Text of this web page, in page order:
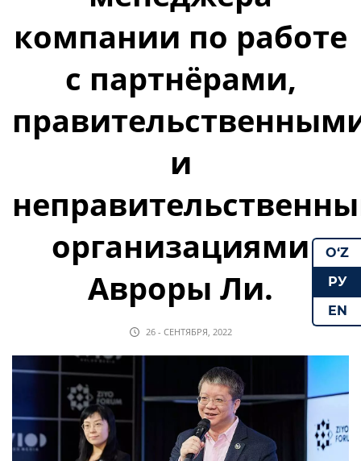
компании по работе
с партнёрами,
и
организациями
Авроры Ли.
26 - СЕНТЯБРЯ, 2022
O‘Z
РУ
EN